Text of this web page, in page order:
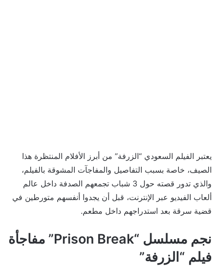
يعتبر الفيلم السعودي “الزرفة” من أبرز الأفلام المنتظرة هذا
الصيف، خاصة بسبب التفاصيل والمفاجآت المشوقة بالفيلم،
والذي تدور قصته حول 3 شباب تجمعهم الصدفة داخل عالم
ألعاب الفيديو عبر الإنترنت، قبل أن يجدوا أنفسهم متورطين في
قضية سرقة بعد استدراجهم داخل مطعم.
نجم مسلسل “Prison Break” مفاجأة
فيلم “الزرفة”